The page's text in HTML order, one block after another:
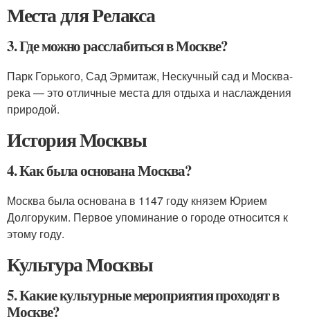
Места для Релакса
3. Где можно расслабиться в Москве?
Парк Горького, Сад Эрмитаж, Нескучный сад и Москва-
река — это отличные места для отдыха и наслаждения
природой.
История Москвы
4. Как была основана Москва?
Москва была основана в 1147 году князем Юрием
Долгоруким. Первое упоминание о городе относится к
этому году.
Культура Москвы
5. Какие культурные мероприятия проходят в
Москве?